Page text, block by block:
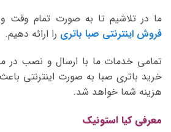
ما در تلاشیم تا به صورت تمام وقت
فروش اینترنتی صبا باتری را ارائه دهیم.
تمامی خدمات ما با ارسال و نصب در
خرید باتری صبا به صورت اینترنتی
هزینه شما خواهد شد.
معرفی کیا استونیک